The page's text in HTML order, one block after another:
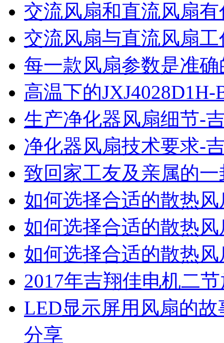
交流风扇和直流风扇
交流风扇与直流风扇
每一款风扇参数是准
高温下的JXJ4028D1H-
生产净化器风扇细节-
净化器风扇技术要求-
致回家工友及亲属的
如何选择合适的散热
如何选择合适的散热
如何选择合适的散热
2017年吉翔佳电机二
LED显示屏用风扇的
分享